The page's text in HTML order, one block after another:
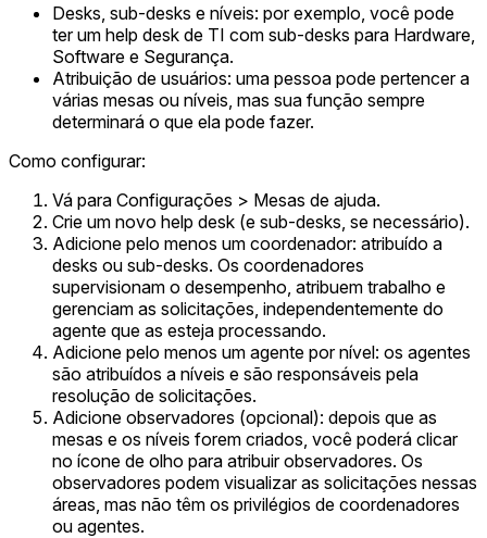
Desks, sub-desks e níveis: por exemplo, você pode
ter um help desk de TI com sub-desks para Hardware,
Software e Segurança.
Atribuição de usuários: uma pessoa pode pertencer a
várias mesas ou níveis, mas sua função sempre
determinará o que ela pode fazer.
Como configurar:
Vá para Configurações > Mesas de ajuda.
Crie um novo help desk (e sub-desks, se necessário).
Adicione pelo menos um coordenador: atribuído a
desks ou sub-desks. Os coordenadores
supervisionam o desempenho, atribuem trabalho e
gerenciam as solicitações, independentemente do
agente que as esteja processando.
Adicione pelo menos um agente por nível: os agentes
são atribuídos a níveis e são responsáveis pela
resolução de solicitações.
Adicione observadores (opcional): depois que as
mesas e os níveis forem criados, você poderá clicar
no ícone de olho para atribuir observadores. Os
observadores podem visualizar as solicitações nessas
áreas, mas não têm os privilégios de coordenadores
ou agentes.